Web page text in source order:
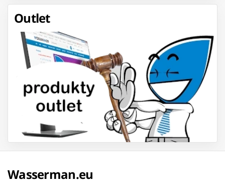
Outlet
Wasserman.eu